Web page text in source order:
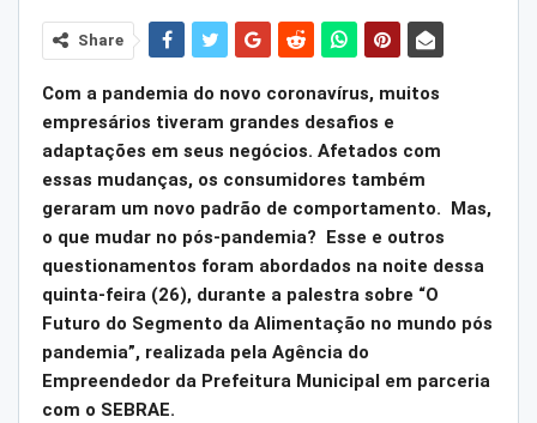
Share
Com a pandemia do novo coronavírus, muitos
empresários tiveram grandes desafios e
adaptações em seus negócios. Afetados com
essas mudanças, os consumidores também
geraram um novo padrão de comportamento. Mas,
o que mudar no pós-pandemia? Esse e outros
questionamentos foram abordados na noite dessa
quinta-feira (26), durante a palestra sobre “O
Futuro do Segmento da Alimentação no mundo pós
pandemia”, realizada pela Agência do
Empreendedor da Prefeitura Municipal em parceria
com o SEBRAE.